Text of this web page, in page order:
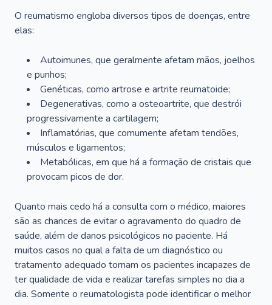
O reumatismo engloba diversos tipos de doenças, entre
elas:
Autoimunes, que geralmente afetam mãos, joelhos
e punhos;
Genéticas, como artrose e artrite reumatoide;
Degenerativas, como a osteoartrite, que destrói
progressivamente a cartilagem;
Inflamatórias, que comumente afetam tendões,
músculos e ligamentos;
Metabólicas, em que há a formação de cristais que
provocam picos de dor.
Quanto mais cedo há a consulta com o médico, maiores
são as chances de evitar o agravamento do quadro de
saúde, além de danos psicológicos no paciente. Há
muitos casos no qual a falta de um diagnóstico ou
tratamento adequado tornam os pacientes incapazes de
ter qualidade de vida e realizar tarefas simples no dia a
dia. Somente o reumatologista pode identificar o melhor